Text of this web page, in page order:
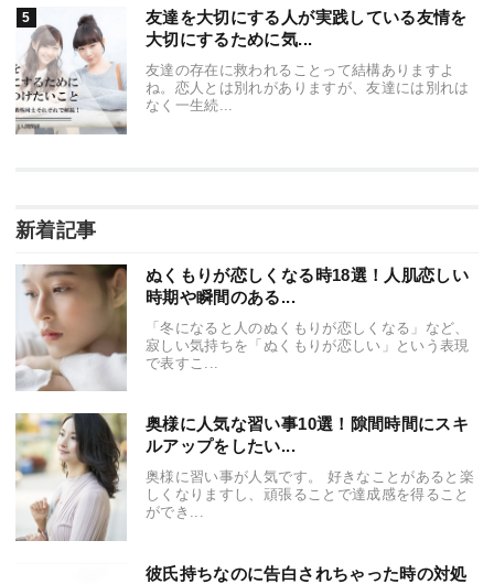
友達を大切にする人が実践している友情を
大切にするために気...
友達の存在に救われることって結構ありますよ
ね。恋人とは別れがありますが、友達には別れは
なく一生続...
新着記事
ぬくもりが恋しくなる時18選！人肌恋しい
時期や瞬間のある...
「冬になると人のぬくもりが恋しくなる」など、
寂しい気持ちを「ぬくもりが恋しい」という表現
で表すこ...
奥様に人気な習い事10選！隙間時間にスキ
ルアップをしたい...
奥様に習い事が人気です。 好きなことがあると楽
しくなりますし、頑張ることで達成感を得ること
ができ...
彼氏持ちなのに告白されちゃった時の対処